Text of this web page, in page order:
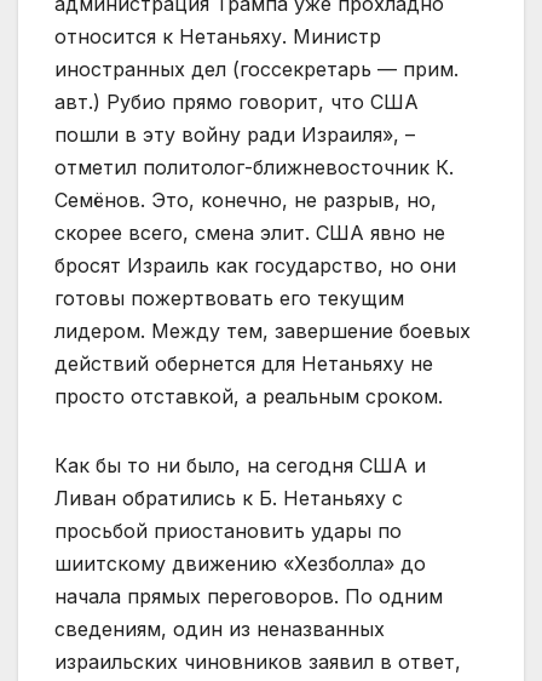
относится к Нетаньяху. Министр
иностранных дел (госсекретарь — прим.
авт.) Рубио прямо говорит, что США
пошли в эту войну ради Израиля», –
отметил политолог-ближневосточник К.
Семёнов. Это, конечно, не разрыв, но,
скорее всего, смена элит. США явно не
бросят Израиль как государство, но они
готовы пожертвовать его текущим
лидером. Между тем, завершение боевых
действий обернется для Нетаньяху не
просто отставкой, а реальным сроком.
Как бы то ни было, на сегодня США и
Ливан обратились к Б. Нетаньяху с
просьбой приостановить удары по
шиитскому движению «Хезболла» до
начала прямых переговоров. По одним
сведениям, один из неназванных
израильских чиновников заявил в ответ,